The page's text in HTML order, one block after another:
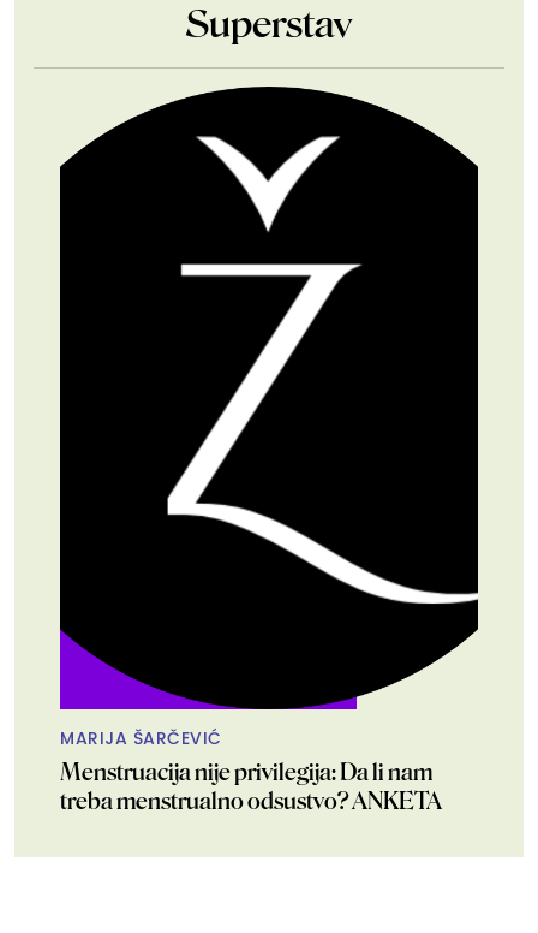
Superstav
MARIJA ŠARČEVIĆ
Menstruacija nije privilegija: Da li nam
treba menstrualno odsustvo? ANKETA